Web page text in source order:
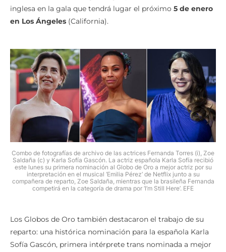
en Los Ángeles(California).
Combo de fotografías de archivo de las actrices Fernanda Torres (i), Zoe
este lunes su primera nominación al Globo de Oro a mejor actriz por su
interpretación en el musical ‘Emilia Pérez’ de Netflix junto a su
compañera de reparto, Zoe Saldaña, mientras que la brasileña Fernanda
competirá en la categoría de drama por ‘I’m Still Here’. EFE
reparto: una histórica nominación para la española Karla
Sofía Gascón, primera intérprete trans nominada a mejor
actriz en comedia o musical, y la candidatura a mejor